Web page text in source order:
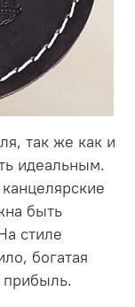
так же как и
идеальным.
быть
стиле
богатая